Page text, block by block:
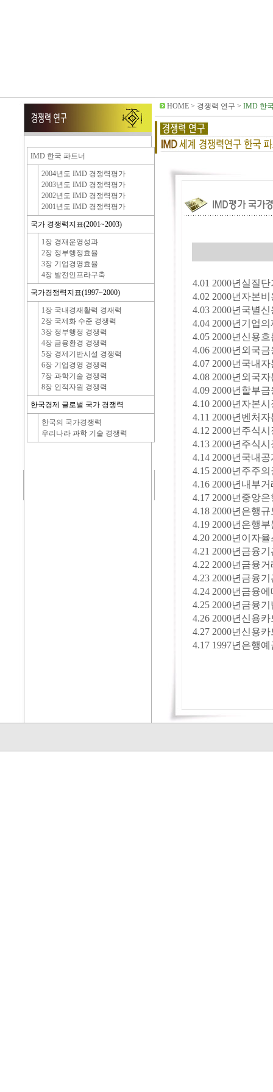
IMD 한국 파트너
2004년도 IMD 경쟁력평가
2003년도 IMD 경쟁력평가
2002년도 IMD 경쟁력평가
2001년도 IMD 경쟁력평가
국가 경쟁력지표(2001~2003)
1장 경재운영성과
2장 정부행정효율
3장 기업경영효율
4장 발전인프라구축
국가경쟁력지표(1997~2000)
1장 국내경재활력 경재력
2장 국제화 수준 경쟁력
3장 정부행정 경쟁력
4장 금융환경 경쟁력
5장 경제기반시설 경쟁력
6장 기업경영 경쟁력
7장 과학기술 경쟁력
8장 인적자원 경쟁력
한국경제 글로벌 국가 경쟁력
한국의 국가경쟁력
우리나라 과학 기술 경쟁력
HOME > 경쟁력 연구 > IMD 한
4.01 2000년실질
4.02 2000년자본
4.03 2000년국별
4.04 2000년기업
4.05 2000년신용
4.06 2000년외국
4.07 2000년국내
4.08 2000년외국
4.09 2000년할부
4.10 2000년자본
4.11 2000년벤처
4.12 2000년주식
4.13 2000년주식
4.14 2000년국내
4.15 2000년주주
4.16 2000년내부
4.17 2000년중앙
4.18 2000년은행
4.19 2000년은행
4.20 2000년이자
4.21 2000년금융
4.22 2000년금융
4.23 2000년금융
4.24 2000년금융
4.25 2000년금융
4.26 2000년신용
4.27 2000년신용
4.17 1997년은행